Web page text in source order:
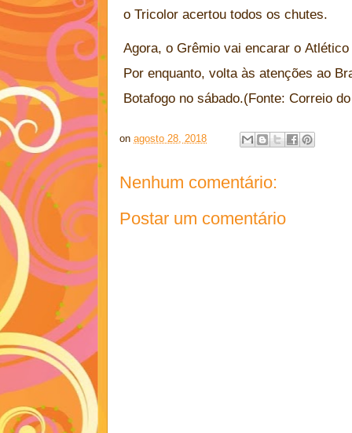
o Tricolor acertou todos os chutes.
Agora, o Grêmio vai encarar o
Por enquanto, volta às atenções ao
Botafogo no sábado.(Fonte: Correio
on agosto 28, 2018
Nenhum comentário:
Postar um comentário